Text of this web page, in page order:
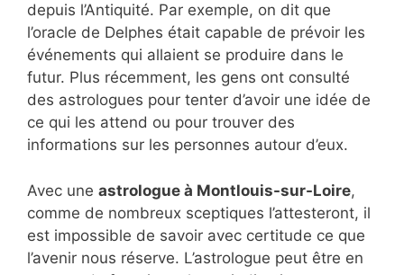
depuis l’Antiquité. Par exemple, on dit que
l’oracle de Delphes était capable de prévoir les
événements qui allaient se produire dans le
futur. Plus récemment, les gens ont consulté
des astrologues pour tenter d’avoir une idée de
ce qui les attend ou pour trouver des
informations sur les personnes autour d’eux.
Avec une astrologue à Montlouis-sur-Loire,
comme de nombreux sceptiques l’attesteront, il
est impossible de savoir avec certitude ce que
l’avenir nous réserve. L’astrologue peut être en